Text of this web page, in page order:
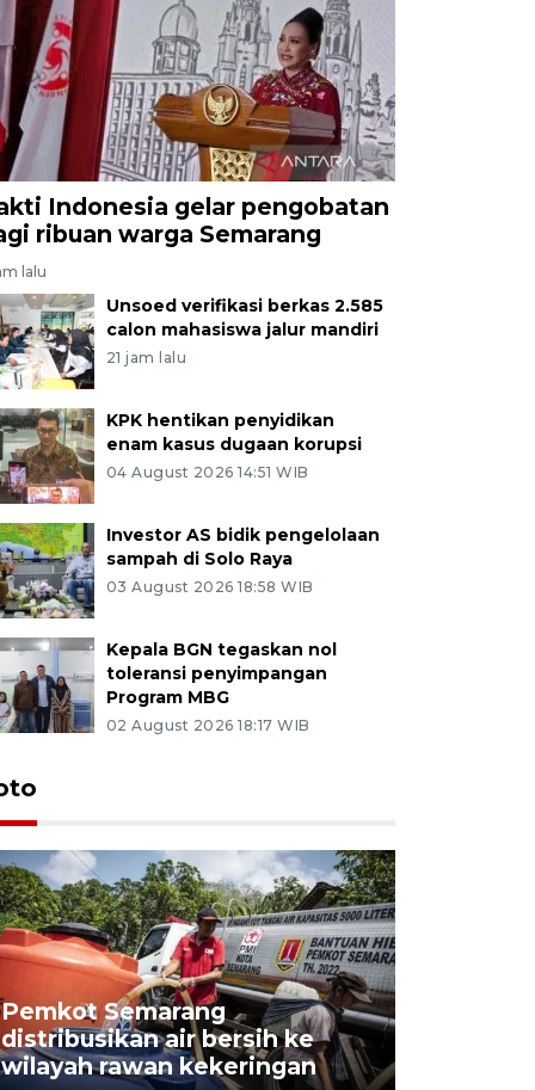
Indonesia gelar pengobatan
ribuan warga Semarang
lalu
Unsoed verifikasi berkas 2.585
calon mahasiswa jalur mandiri
21 jam lalu
KPK hentikan penyidikan
enam kasus dugaan korupsi
04 August 2026 14:51 WIB
Investor AS bidik pengelolaan
sampah di Solo Raya
03 August 2026 18:58 WIB
Kepala BGN tegaskan nol
toleransi penyimpangan
Program MBG
02 August 2026 18:17 WIB
Pemkot Semarang
distribusikan air bersih ke
wilayah rawan kekeringan